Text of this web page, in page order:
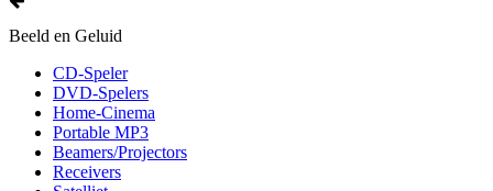
Beeld en Geluid
CD-Speler
DVD-Spelers
Home-Cinema
Portable MP3
Beamers/Projectors
Receivers